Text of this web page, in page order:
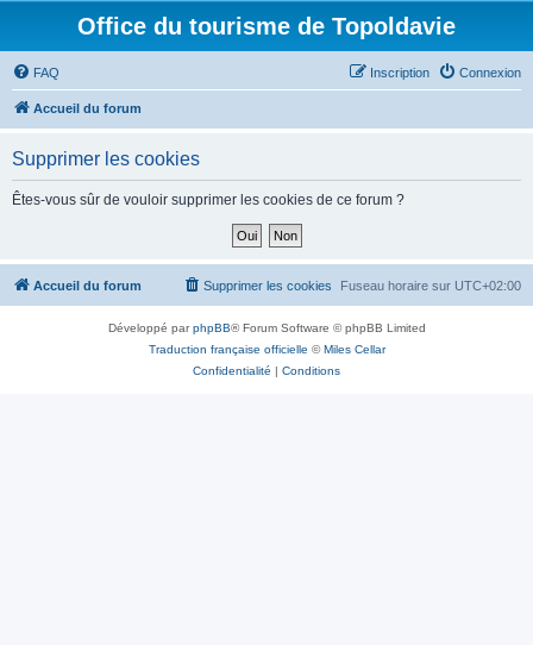
Office du tourisme de Topoldavie
FAQ Connexion
Inscription
Accueil du forum
Supprimer les cookies
Êtes-vous sûr de vouloir supprimer les cookies de ce forum ?
Accueil du forum Fuseau horaire sur UTC+02:00
Supprimer les cookies
Développé parphpBB® Forum Software © phpBB Limited
Traduction française officielle ©Miles Cellar
Confidentialité | Conditions